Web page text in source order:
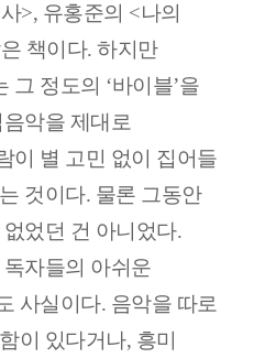
>, 유홍준의 <나의
책이다. 하지만
그 정도의 ‘바이블’을
악을 제대로
이 별 고민 없이 집어들
것이다. 물론 그동안
었던 건 아니었다.
자들의 아쉬운
사실이다. 음악을 따로
이 있다거나, 흥미